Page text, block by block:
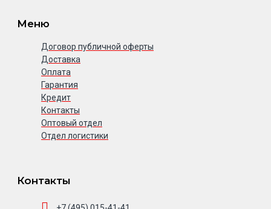
Меню
Договор публичной оферты
Доставка
Оплата
Гарантия
Кредит
Контакты
Оптовый отдел
Отдел логистики
Контакты